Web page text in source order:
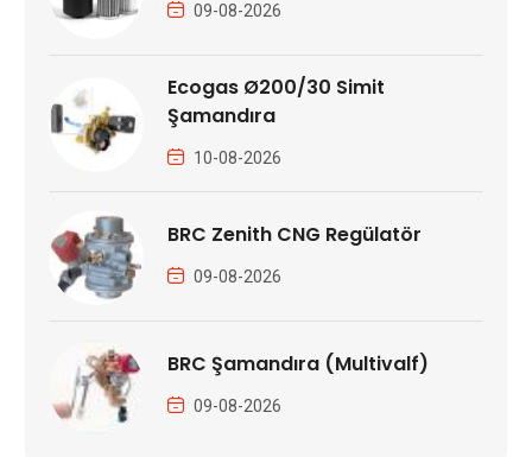
09-08-2026
Ecogas Ø200/30 Simit
Şamandıra
10-08-2026
BRC Zenith CNG Regülatör
09-08-2026
BRC Şamandıra (Multivalf)
09-08-2026